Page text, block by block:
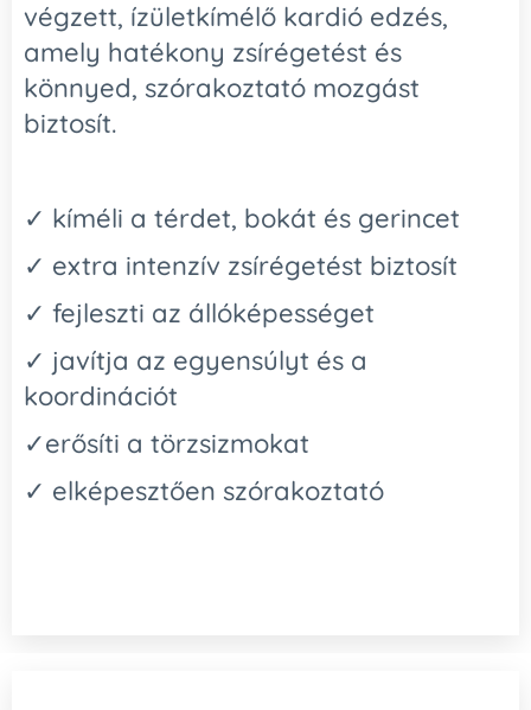
végzett, ízületkímélő kardió edzés,
amely hatékony zsírégetést és
könnyed, szórakoztató mozgást
biztosít.
✓ kíméli a térdet, bokát és gerincet
✓ extra intenzív zsírégetést biztosít
✓ fejleszti az állóképességet
✓ javítja az egyensúlyt és a
koordinációt
✓erősíti a törzsizmokat
✓ elképesztően szórakoztató